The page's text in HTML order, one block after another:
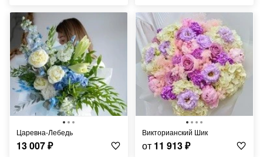
Царевна-Лебедь
13 007₽
Викторианский Шик
от 11 913₽